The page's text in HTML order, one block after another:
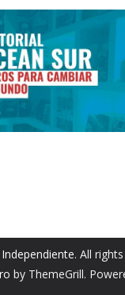
Independiente. All
by ThemeGrill.